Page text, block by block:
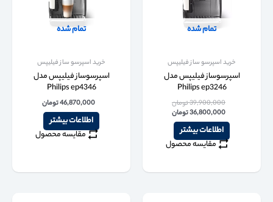
تمام شده
خرید اسپرسو ساز فیلیپس
اسپرسوساز فیلیپس مدل
Philips ep3246
39,900,000تومان
36,800,000تومان
اطلاعات بیشتر
مقایسه محصول
تمام شده
خرید اسپرسو ساز فیلیپس
اسپرسوساز فیلیپس مدل
Philips ep4346
46,870,000تومان
اطلاعات بیشتر
مقایسه محصول